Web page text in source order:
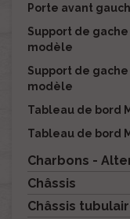
Porte avant
Support de
modèle
Support de
modèle
Tableau de bord
Tableau de bord
Charbons -
Châssis
Châssis